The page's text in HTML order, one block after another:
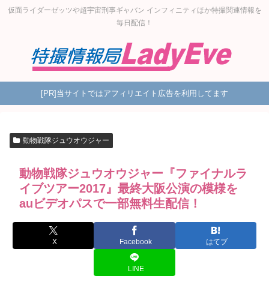
仮面ライダーゼッツや超宇宙刑事ギャバン インフィニティほか特撮関連情報を
毎日配信！
[PR]当サイトではアフィリエイト広告を利用してます
動物戦隊ジュウオウジャー
動物戦隊ジュウオウジャー『ファイナルラ
イブツアー2017』最終大阪公演の模様を
auビデオパスで一部無料生配信！
X Facebook はてブ
LINE